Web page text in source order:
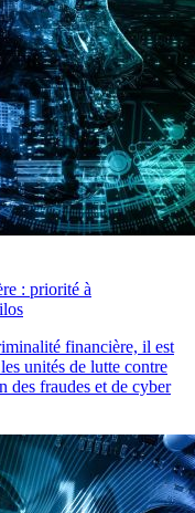
: priorité à
financière, il est
unités de lutte contre
des fraudes et de cyber